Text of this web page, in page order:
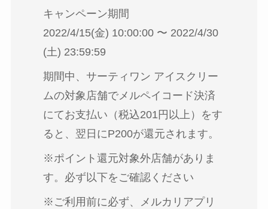
キャンペーン期間
2022/4/15(金) 10:00:00 〜 2022/4/30
(土) 23:59:59
期間中、サーティワン アイスクリー
ムの対象店舗でメルペイコード決済
にてお支払い（税込201円以上）をす
ると、翌日にP200が還元されます。
※ポイント還元対象外店舗がありま
す。必ず以下をご確認ください
※ご利用前に必ず、メルカリアプリ